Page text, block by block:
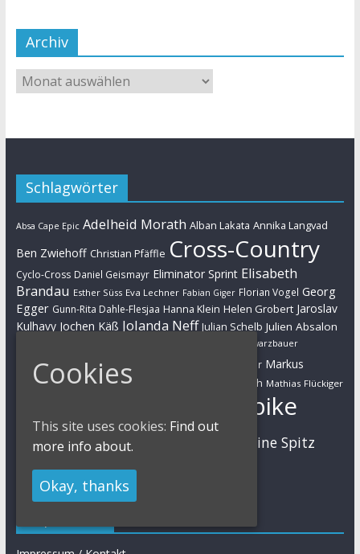
Archiv
Schlagwörter
Absa Cape Epic Adelheid Morath Alban Lakata Annika Langvad
Ben Zwiehoff Christian Pfäffle Cross-Country
Cyclo-Cross Daniel Geismayr Eliminator Sprint Elisabeth
Brandau Esther Süss Eva Lechner Fabian Giger Florian Vogel Georg
Egger Gunn-Rita Dahle-Flesjaa Hanna Klein Helen Grobert Jaroslav
Kulhavy Jochen Käß Jolanda Neff Julian Schelb Julien Absalon
Luca Schwarzbauer
Manuel Fumic Markus Bauer Markus
Kaufmann Markus Schulte-Lünzum Martin Gluth Mathias Flückiger
Mountainbike
MTB Nadine Rieder Sabine Spitz
Cookies
This site uses cookies: Find out
more info about.
Okay, thanks